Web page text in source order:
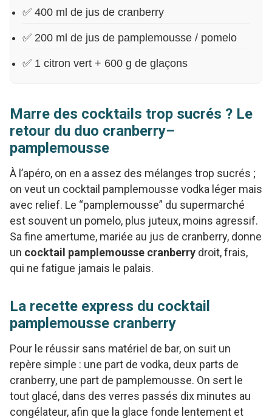
✅ 400 ml de jus de cranberry
✅ 200 ml de jus de pamplemousse / pomelo
✅ 1 citron vert + 600 g de glaçons
Marre des cocktails trop sucrés ? Le
retour du duo cranberry–
pamplemousse
À l’apéro, on en a assez des mélanges trop sucrés ;
on veut un cocktail pamplemousse vodka léger mais
avec relief. Le “pamplemousse” du supermarché
est souvent un pomelo, plus juteux, moins agressif.
Sa fine amertume, mariée au jus de cranberry, donne
un cocktail pamplemousse cranberry droit, frais,
qui ne fatigue jamais le palais.
La recette express du cocktail
pamplemousse cranberry
Pour le réussir sans matériel de bar, on suit un
repère simple : une part de vodka, deux parts de
cranberry, une part de pamplemousse. On sert le
tout glacé, dans des verres passés dix minutes au
congélateur, afin que la glace fonde lentement et